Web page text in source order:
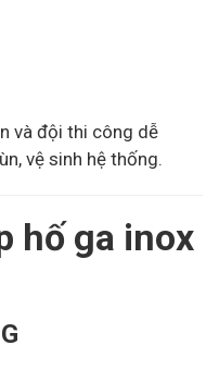
và đội thi công dễ
vệ sinh hệ thống.
hố ga inox